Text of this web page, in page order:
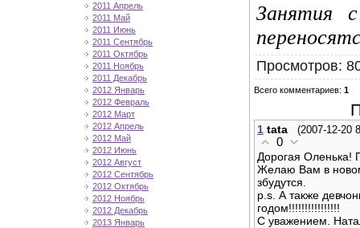
2011 Апрель
2011 Май
2011 Июнь
2011 Сентябрь
2011 Октябрь
2011 Ноябрь
2011 Декабрь
2012 Январь
2012 Февраль
2012 Март
2012 Апрель
2012 Май
2012 Июнь
2012 Август
2012 Сентябрь
2012 Октябрь
2012 Ноябрь
2012 Декабрь
2013 Январь
Занятия
Просмотров:
Всего комментариев: 1
1 tata (2007-12-20
0
Дорогая Оленька!
Желаю Вам в
збудутся.
p.s. А также
годом!!!!!!!!!!!!!!!!
С уважением.